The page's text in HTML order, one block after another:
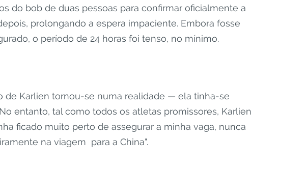
do bob de duas pessoas para confirmar oficialmente a
prolongando a espera impaciente. Embora fosse
o período de 24 horas foi tenso, no mínimo.
de Karlien tornou-se numa realidade — ela tinha-se
entanto, tal como todos os atletas promissores, Karlien
ficado muito perto de assegurar a minha vaga, nunca
na viagem para a China".